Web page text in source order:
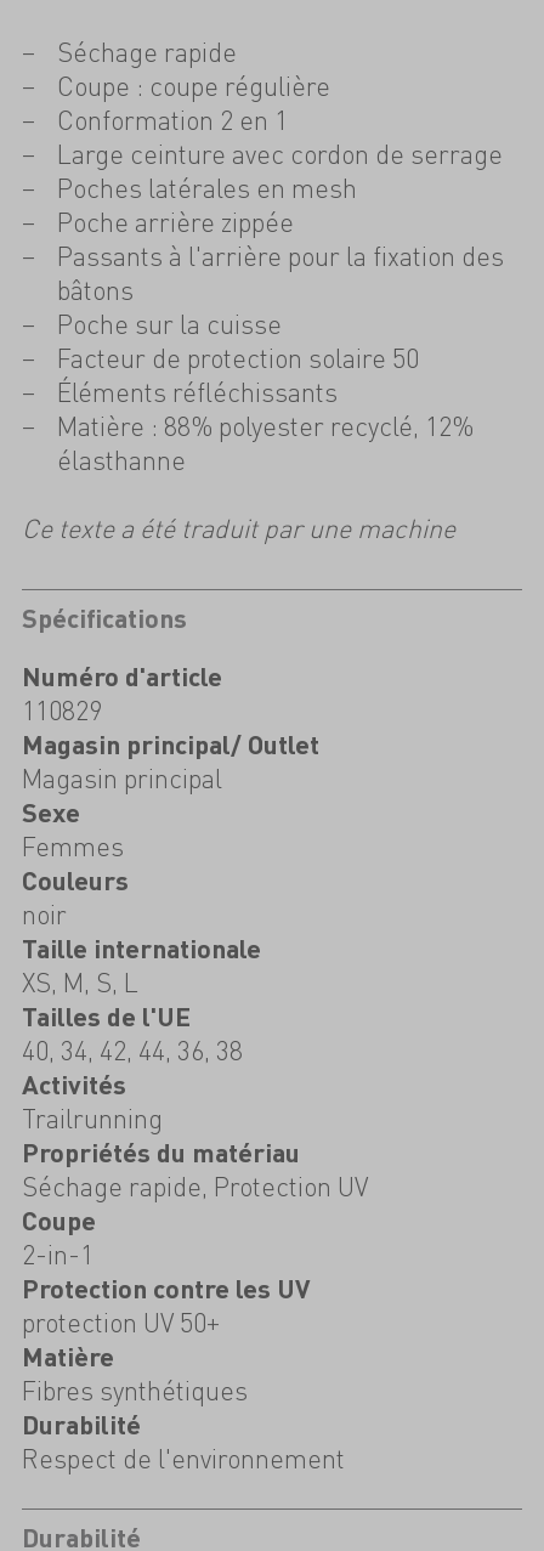
Séchage rapide
Coupe : coupe régulière
Conformation 2 en 1
Large ceinture avec cordon de serrage
Poches latérales en mesh
Poche arrière zippée
Passants à l'arrière pour la fixation des
bâtons
Poche sur la cuisse
Facteur de protection solaire 50
Éléments réfléchissants
Matière : 88% polyester recyclé, 12%
élasthanne
Ce texte a été traduit par une machine
Spécifications
Numéro d'article
110829
Magasin principal/ Outlet
Magasin principal
Sexe
Femmes
Couleurs
noir
Taille internationale
XS, M, S, L
Tailles de l'UE
40, 34, 42, 44, 36, 38
Activités
Trailrunning
Propriétés du matériau
Séchage rapide, Protection UV
Coupe
2-in-1
Protection contre les UV
protection UV 50+
Matière
Fibres synthétiques
Durabilité
Respect de l'environnement
Durabilité